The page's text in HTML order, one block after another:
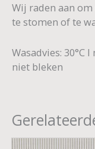
Wij raden aan
te stomen of te
Wasadvies: 30°C
niet bleken